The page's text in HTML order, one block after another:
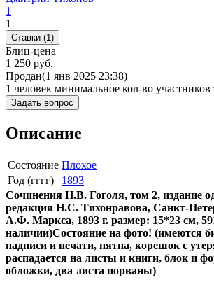
1
1
Ставки (1)
Блиц-цена
1 250 руб.
Продан(1 янв 2025 23:38)
1 человек минимальное кол-во участников
Задать вопрос
Описание
Состояние Плохое
Год (гггг)
1893
Сочинения Н.В. Гоголя, том 2, издание
редакция Н.С. Тихонравова, Санкт-
А.Ф. Маркса, 1893 г. размер: 15*23 см,
наличии)Состояние на фото! (имеются
надписи и печати, пятна, корешок с
распадается на листы и книги, блок и
обложки, два листа порваны)